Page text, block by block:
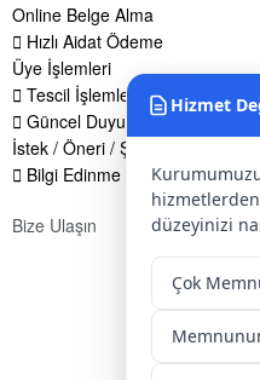
Online Belge Alma
Hızlı Aidat Ödeme
Üye İşlemleri
Tescil İşlemleri
Güncel Duyurular
İstek / Öneri / Şikayet Formu
Bilgi Edinme Hakkı
Bize Ulaşın
Yenice Mah. Atatürk
KIRŞEHİR / TÜRKİYE
0 386 213 11 86
Hizmet
düzeyinizi
Çok